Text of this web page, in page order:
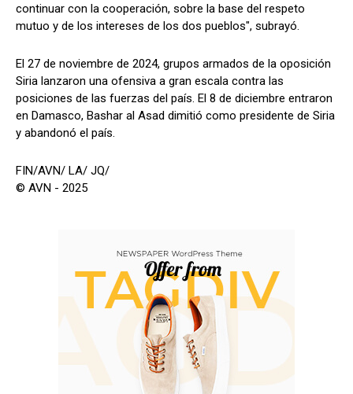
continuar con la cooperación, sobre la base del respeto
mutuo y de los intereses de los dos pueblos", subrayó.
El 27 de noviembre de 2024, grupos armados de la oposición
Siria lanzaron una ofensiva a gran escala contra las
posiciones de las fuerzas del país. El 8 de diciembre entraron
en Damasco, Bashar al Asad dimitió como presidente de Siria
y abandonó el país.
FIN/AVN/ LA/ JQ/
© AVN - 2025